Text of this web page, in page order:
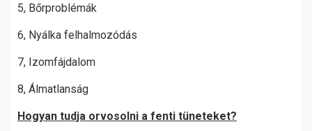
5, Bőrproblémák
6, Nyálka felhalmozódás
7, Izomfájdalom
8, Álmatlanság
Hogyan tudja orvosolni a fenti tüneteket?